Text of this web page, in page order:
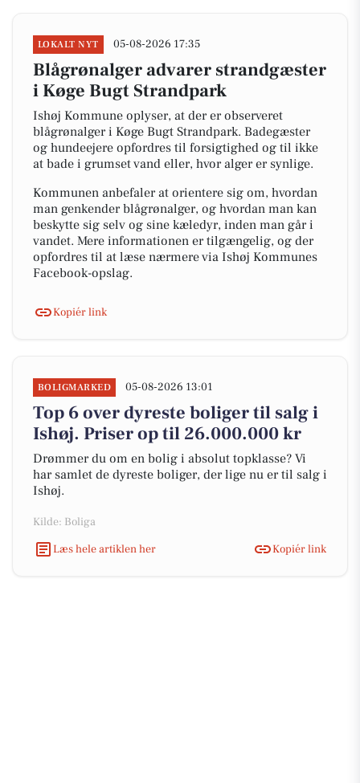
LOKALT NYT 05-08-2026 17:35
Blågrønalger advarer strandgæster
i Køge Bugt Strandpark
Ishøj Kommune oplyser, at der er observeret
blågrønalger i Køge Bugt Strandpark. Badegæster
og hundeejere opfordres til forsigtighed og til ikke
at bade i grumset vand eller, hvor alger er synlige.
Kommunen anbefaler at orientere sig om, hvordan
man genkender blågrønalger, og hvordan man kan
beskytte sig selv og sine kæledyr, inden man går i
vandet. Mere informationen er tilgængelig, og der
opfordres til at læse nærmere via Ishøj Kommunes
Facebook-opslag.
Kopiér link
BOLIGMARKED 05-08-2026 13:01
Top 6 over dyreste boliger til salg i
Ishøj. Priser op til 26.000.000 kr
Drømmer du om en bolig i absolut topklasse? Vi
har samlet de dyreste boliger, der lige nu er til salg i
Ishøj.
Kilde: Boliga
Læs hele artiklen her
Kopiér link